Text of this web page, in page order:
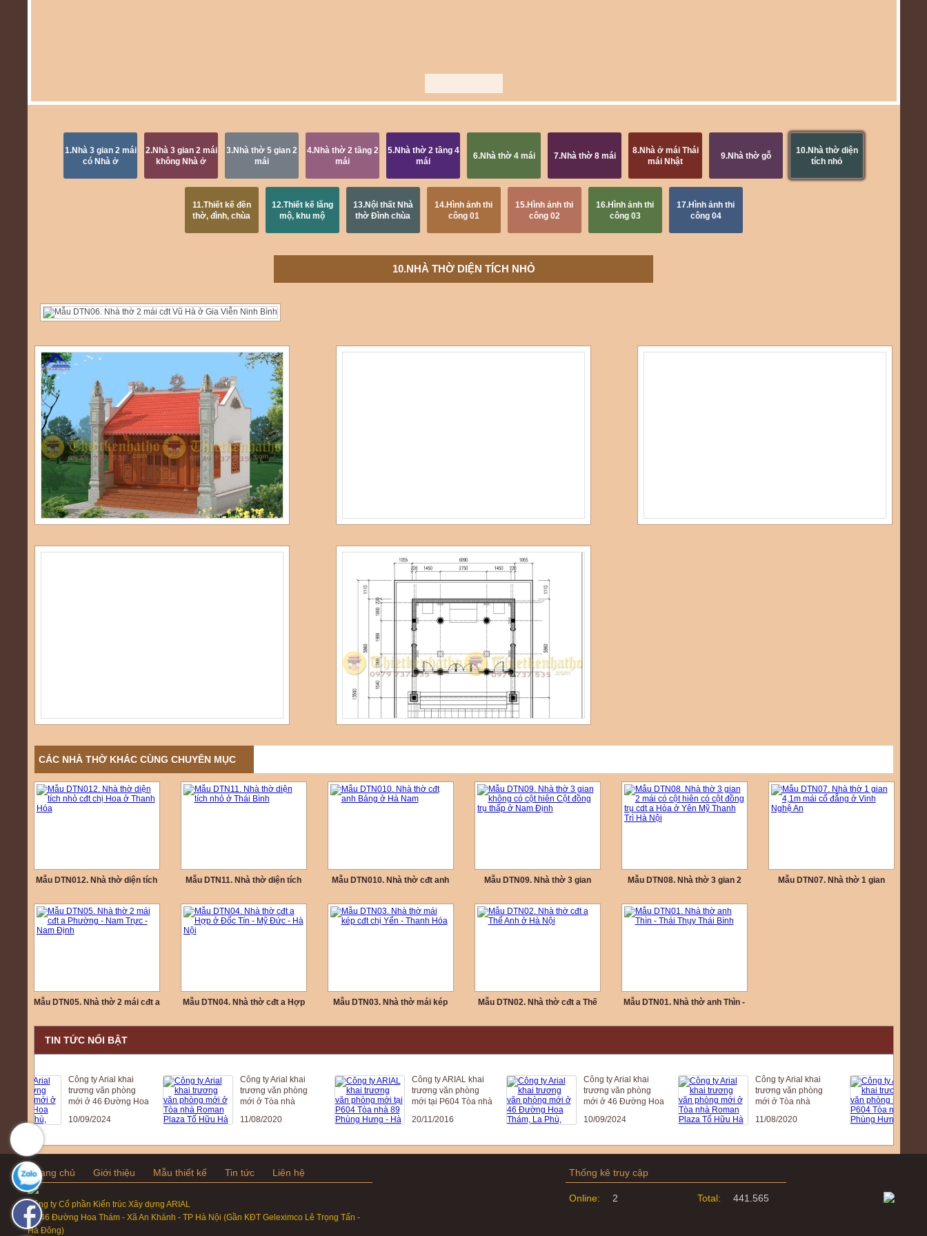
1.Nhà 3 gian 2 mái
có Nhà ở
2.Nhà 3 gian 2 mái
không Nhà ở
3.Nhà thờ 5 gian 2
mái
4.Nhà thờ 2 tầng 2
mái
5.Nhà thờ 2 tầng 4
mái
6.Nhà thờ 4 mái 7.Nhà thờ 8 mái
8.Nhà ở mái Thái
mái Nhật
9.Nhà thờ gỗ
10.Nhà thờ diện
tích nhỏ
11.Thiết kế đền
thờ, đình, chùa
12.Thiết kế lăng
mộ, khu mộ
13.Nội thất Nhà
thờ Đình chùa
14.Hình ảnh thi
công 01
15.Hình ảnh thi
công 02
16.Hình ảnh thi
công 03
17.Hình ảnh thi
công 04
10.NHÀ THỜ DIỆN TÍCH NHỎ
CÁC NHÀ THỜ KHÁC CÙNG CHUYÊN MỤC
Mẫu DTN012. Nhà thờ diện tích
Mẫu DTN11. Nhà thờ diện tích
Mẫu DTN010. Nhà thờ cđt anh
Mẫu DTN09. Nhà thờ 3 gian
thấp ở Nam Định
Mẫu DTN08. Nhà thờ 3 gian 2
cdt a Hòa ở Yên Mỹ Thanh Trì
Hà Nội
Mẫu DTN07. Nhà thờ 1 gian
Mẫu DTN05. Nhà thờ 2 mái cđt a
Mẫu DTN04. Nhà thờ cđt a Hợp
Mẫu DTN03. Nhà thờ mái kép
Mẫu DTN02. Nhà thờ cđt a Thế
Mẫu DTN01. Nhà thờ anh Thìn -
TIN TỨC NỔI BẬT
Công ty Arial khai
trương văn phòng
mới ở 46 Đường Hoa
Đức , Hà Nội
10/09/2024
Công ty Arial khai
trương văn phòng
mới ở Tòa nhà
Hữu Hà Nội
11/08/2020
Công ty ARIAL khai
trương văn phòng
mới tại P604 Tòa nhà
Đông - HN
20/11/2016
Công ty Arial khai
trương văn phòng
mới ở 46 Đường Hoa
Đức , Hà Nội
10/09/2024
Công ty Arial khai
trương văn phòng
mới ở Tòa nhà
Hữu Hà Nội
11/08/2020
Trang chủ Giới thiệu Mẫu thiết kế Tin tức Liên hệ
Công ty Cổ phần Kiến trúc Xây dựng ARIAL
Số 46 Đường Hoa Thám - Xã An Khánh - TP Hà Nội (Gần KĐT Geleximco Lê Trọng Tấn -
Hà Đông)
Thống kê truy cập
Online: 2 Total: 441.565